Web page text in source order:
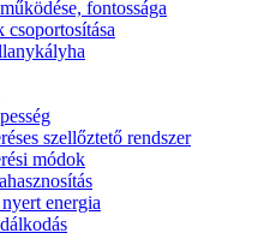
fontossága
szellőztető rendszer
módok
energia